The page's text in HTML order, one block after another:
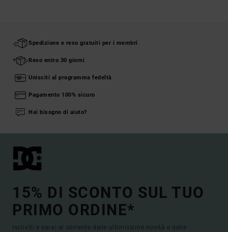
Spedizione e reso gratuiti per i membri
Reso entro 30 giorni
Unisciti al programma fedeltà
Pagamento 100% sicuro
Hai bisogno di aiuto?
15% DI SCONTO SUL TUO
PRIMO ORDINE*
Iscriviti e sarai al corrente delle ultimissime novità e delle